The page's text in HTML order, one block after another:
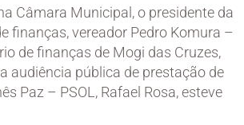
Câmara Municipal, o presidente da
finanças, vereador Pedro Komura –
de finanças de Mogi das Cruzes,
audiência pública de prestação de
Paz – PSOL, Rafael Rosa, esteve